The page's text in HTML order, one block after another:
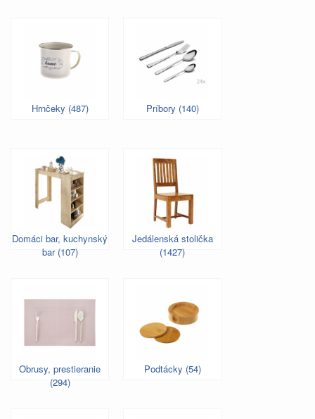
Hrnčeky (487) Príbory (140)
Domáci bar, kuchynský
bar (107)
Jedálenská stolička
(1427)
Obrusy, prestieranie
(294)
Podtácky (54)